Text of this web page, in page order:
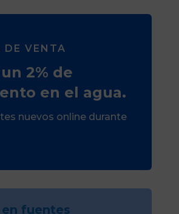
DE VENTA
2% de
en el agua.
nuevos online durante
en fuentes